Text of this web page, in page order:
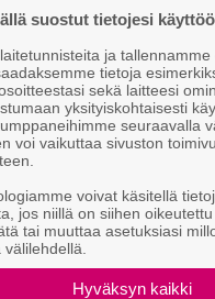
suostut tietojesi
ja tallennamme
tietoja
sekä laitteesi
yksityiskohtaisesti
seuraavalla
voi vaikuttaa sivuston
voivat käsitellä
jos niillä on siihen
tai muuttaa asetuksiasi
Hyväksyn kaikki